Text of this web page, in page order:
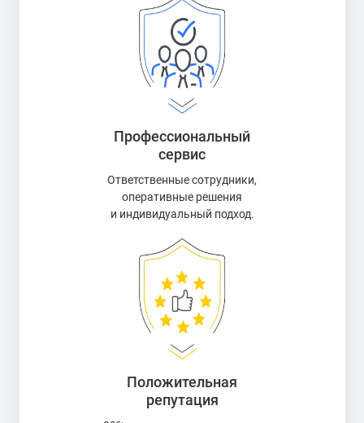
Профессиональный
сервис
Ответственные сотрудники,
оперативные решения
и индивидуальный подход.
Положительная
репутация